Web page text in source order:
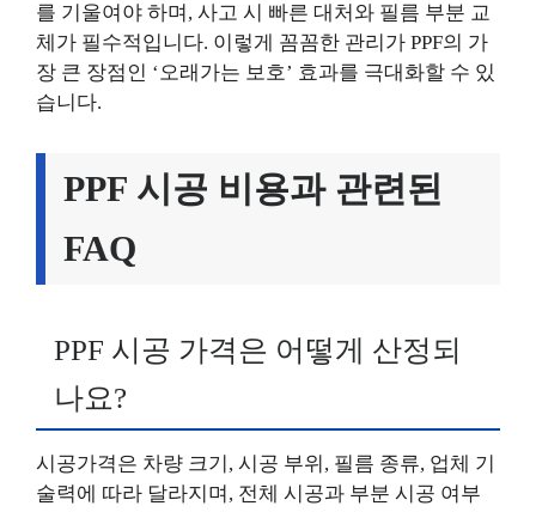
를 기울여야 하며, 사고 시 빠른 대처와 필름 부분 교
체가 필수적입니다. 이렇게 꼼꼼한 관리가 PPF의 가
장 큰 장점인 ‘오래가는 보호’ 효과를 극대화할 수 있
습니다.
PPF 시공 비용과 관련된
FAQ
PPF 시공 가격은 어떻게 산정되
나요?
시공가격은 차량 크기, 시공 부위, 필름 종류, 업체 기
술력에 따라 달라지며, 전체 시공과 부분 시공 여부